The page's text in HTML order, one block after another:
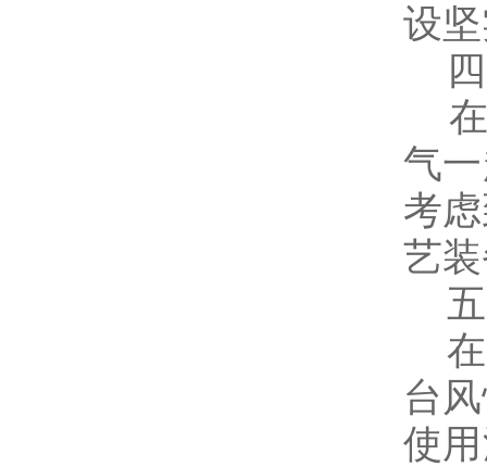
设
四
在
气
考
艺
五
在
台
使